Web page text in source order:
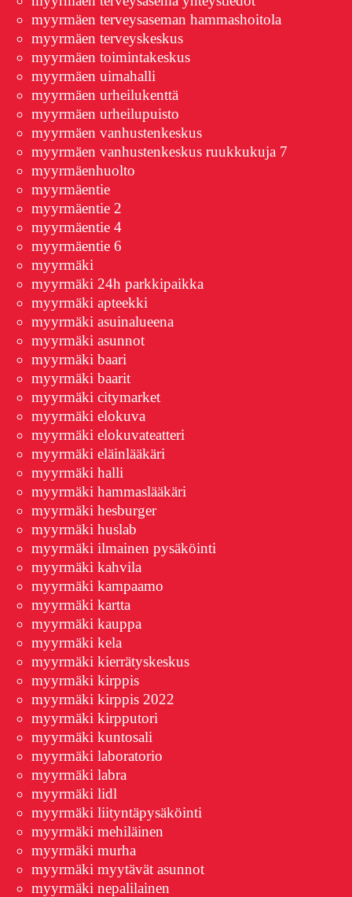
myyrmäen terveysaseman hammashoitola
myyrmäen terveyskeskus
myyrmäen toimintakeskus
myyrmäen uimahalli
myyrmäen urheilukenttä
myyrmäen urheilupuisto
myyrmäen vanhustenkeskus
myyrmäen vanhustenkeskus ruukkukuja 7
myyrmäenhuolto
myyrmäentie
myyrmäentie 2
myyrmäentie 4
myyrmäentie 6
myyrmäki
myyrmäki 24h parkkipaikka
myyrmäki apteekki
myyrmäki asuinalueena
myyrmäki asunnot
myyrmäki baari
myyrmäki baarit
myyrmäki citymarket
myyrmäki elokuva
myyrmäki elokuvateatteri
myyrmäki eläinlääkäri
myyrmäki halli
myyrmäki hammaslääkäri
myyrmäki hesburger
myyrmäki huslab
myyrmäki ilmainen pysäköinti
myyrmäki kahvila
myyrmäki kampaamo
myyrmäki kartta
myyrmäki kauppa
myyrmäki kela
myyrmäki kierrätyskeskus
myyrmäki kirppis
myyrmäki kirppis 2022
myyrmäki kirpputori
myyrmäki kuntosali
myyrmäki laboratorio
myyrmäki labra
myyrmäki lidl
myyrmäki liityntäpysäköinti
myyrmäki mehiläinen
myyrmäki murha
myyrmäki myytävät asunnot
myyrmäki nepalilainen